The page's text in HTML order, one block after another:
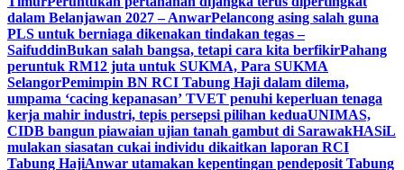
dalam Belanjawan 2027 – AnwarPelancong asing salah guna
PLS untuk berniaga dikenakan tindakan tegas –
SaifuddinBukan salah bangsa, tetapi cara kita berfikirPahang
peruntuk RM12 juta untuk SUKMA, Para SUKMA
SelangorPemimpin BN RCI Tabung Haji dalam dilema,
umpama ‘cacing kepanasan’ TVET penuhi keperluan tenaga
kerja mahir industri, tepis persepsi pilihan keduaUNIMAS,
CIDB bangun piawaian ujian tanah gambut di SarawakHASiL
mulakan siasatan cukai individu dikaitkan laporan RCI
Tabung HajiAnwar utamakan kepentingan pendeposit Tabung